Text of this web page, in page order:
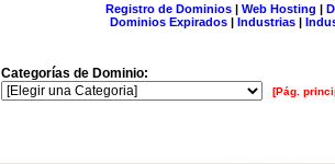
Registro de Dominios| Web Hosting |
Dominios Expirados | Industrias |
Categorías de Dominio:
[Pág.